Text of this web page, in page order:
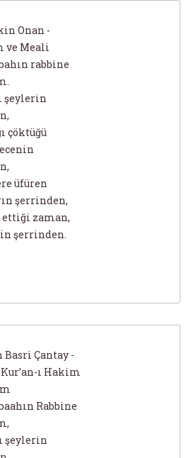
Onan -
ve Meali
rabbine
şeylerin
çöktüğü
üfüren
şerrinden,
ettiği zaman,
şerrinden.
Basri Çantay -
ı Hakim
Rabbine
şeylerin